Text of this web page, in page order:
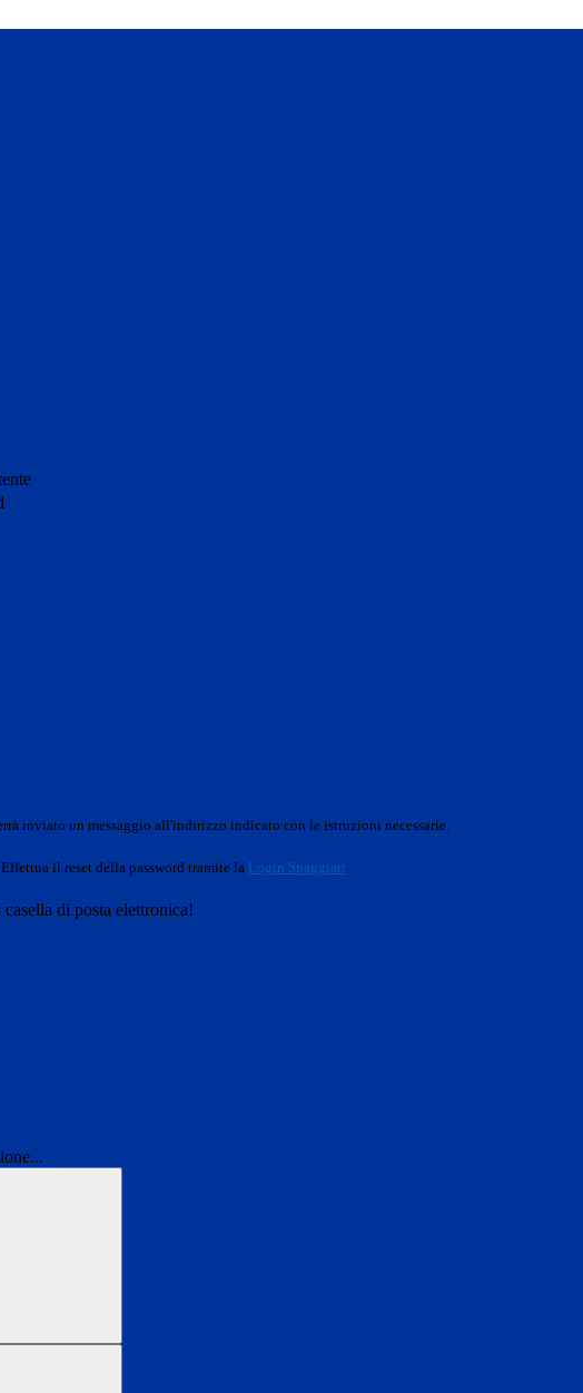
inviato un messaggio all'indirizzo indicato con le istruzioni necessarie.
il reset della password tramite la Login Spaggiari
di posta elettronica!